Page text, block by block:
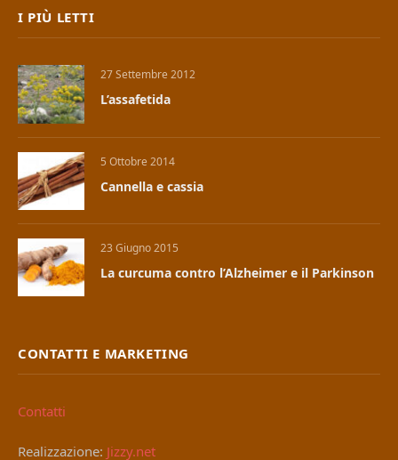
I PIÙ LETTI
27 Settembre 2012
L’assafetida
5 Ottobre 2014
Cannella e cassia
23 Giugno 2015
La curcuma contro l’Alzheimer e il Parkinson
CONTATTI E MARKETING
Contatti
Realizzazione: Jizzy.net